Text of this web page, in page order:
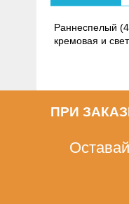
Раннеспелый
кремовая и
ПРИ